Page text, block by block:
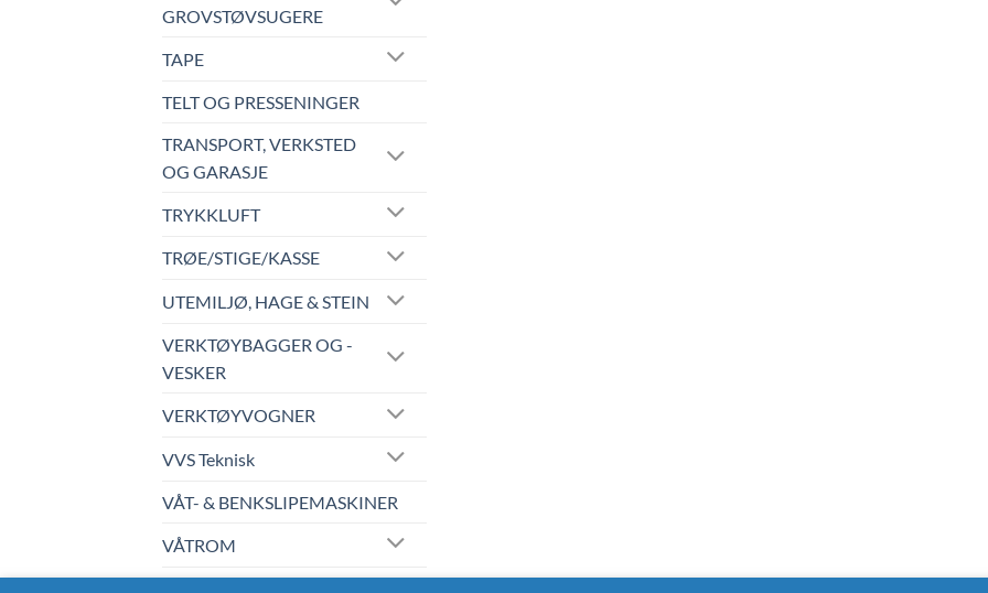
GROVSTØVSUGERE
TAPE
TELT OG PRESSENINGER
TRANSPORT, VERKSTED
OG GARASJE
TRYKKLUFT
TRØE/STIGE/KASSE
UTEMILJØ, HAGE & STEIN
VERKTØYBAGGER OG -
VESKER
VERKTØYVOGNER
VVS Teknisk
VÅT- & BENKSLIPEMASKINER
VÅTROM